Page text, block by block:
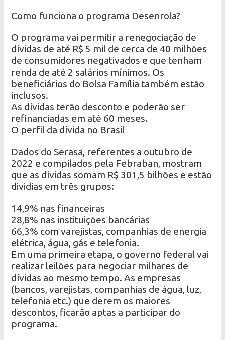
Como funciona o programa Desenrola?
O programa vai permitir a renegociação de
dívidas de até R$ 5 mil de cerca de 40 milhões
de consumidores negativados e que tenham
renda de até 2 salários mínimos. Os
beneficiários do Bolsa Família também estão
inclusos.
As dívidas terão desconto e poderão ser
refinanciadas em até 60 meses.
O perfil da dívida no Brasil
Dados do Serasa, referentes a outubro de
2022 e compilados pela Febraban, mostram
que as dívidas somam R$ 301,5 bilhões e estão
dividias em três grupos:
14,9% nas financeiras
28,8% nas instituições bancárias
66,3% com varejistas, companhias de energia
elétrica, água, gás e telefonia.
Em uma primeira etapa, o governo federal vai
realizar leilões para negociar milhares de
dívidas ao mesmo tempo. As empresas
(bancos, varejistas, companhias de água, luz,
telefonia etc.) que derem os maiores
descontos, ficarão aptas a participar do
programa.